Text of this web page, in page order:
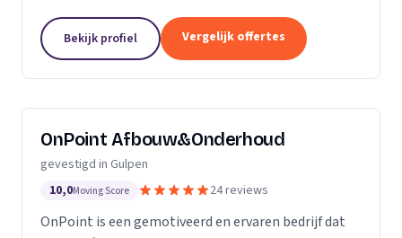
prestigieuze opdrachten uitgevoerd, zoals het
schilderen van de...
Bekijk profiel Vergelijk offertes
OnPoint Afbouw&Onderhoud
gevestigd in Gulpen
10,0Moving Score 24 reviews
OnPoint is een gemotiveerd en ervaren bedrijf dat